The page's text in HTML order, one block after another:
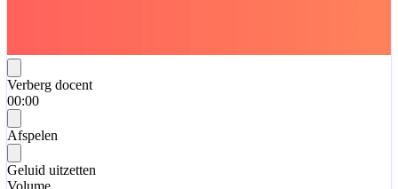
Verberg docent
00:00
Afspelen
Geluid uitzetten
Volume